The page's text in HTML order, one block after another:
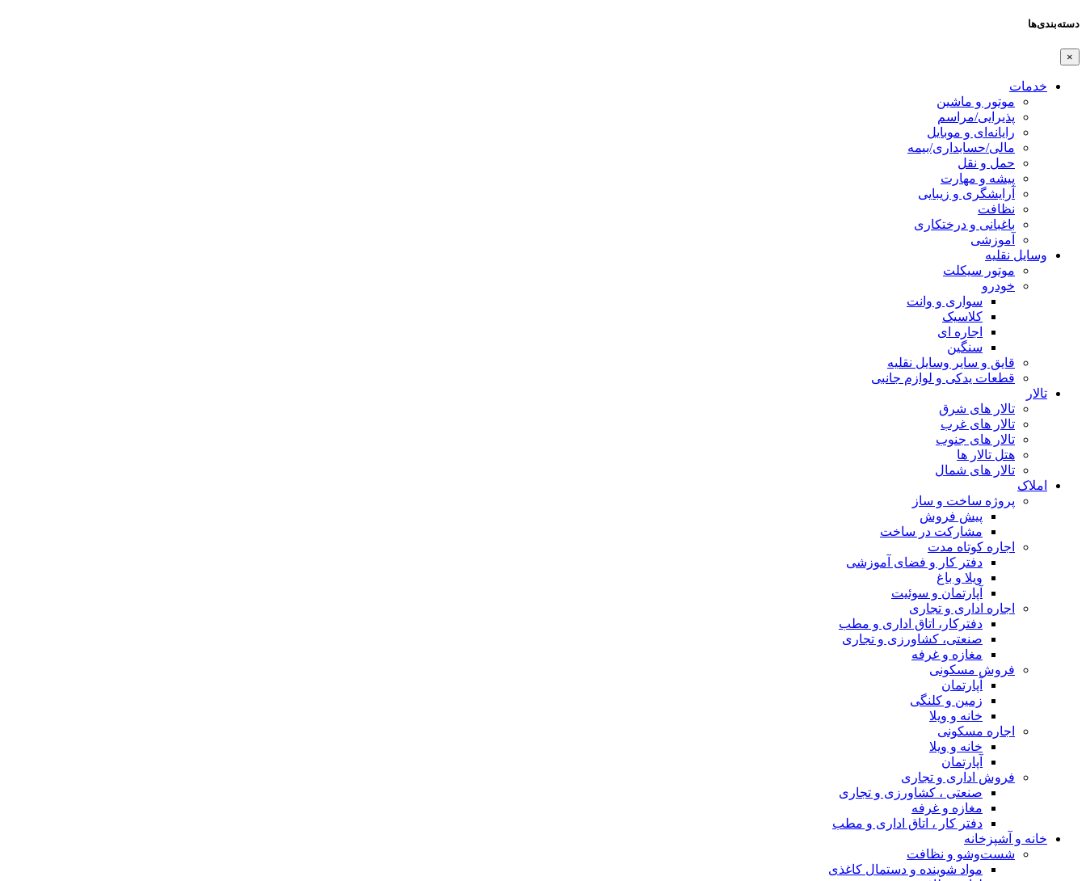
دسته‌بندی‌ها
×
خدمات
موتور و ماشین
پذیرایی/مراسم
رایانه‌ای و موبایل
مالی/حسابداری/بیمه
حمل و نقل
پیشه و مهارت
آرایشگری و زیبایی
نظافت
باغبانی و درختکاری
آموزشی
وسایل نقلیه
موتور سیکلت
خودرو
سواری و وانت
کلاسیک
اجاره ای
سنگین
قایق و سایر وسایل نقلیه
قطعات یدکی و لوازم جانبی
تالار
تالار های شرق
تالار های غرب
تالار های جنوب
هتل تالار ها
تالار های شمال
املاک
پروژه ساخت و ساز
پیش فروش
مشارکت در ساخت
اجاره کوتاه مدت
دفتر کار و فضای آموزشی
ویلا و باغ
آپارتمان و سوئیت
اجاره اداری و تجاری
دفترکار، اتاق اداری و مطب
صنعتی، کشاورزی و تجاری
مغازه و غرفه
فروش مسکونی
آپارتمان
زمین و کلنگی
خانه و ویلا
اجاره مسکونی
خانه و ویلا
آپارتمان
فروش اداری و تجاری
صنعتی ، کشاورزی و تجاری
مغازه و غرفه
دفتر کار ، اتاق اداری و مطب
خانه و آشپزخانه
شست‌وشو و نظافت
مواد شوینده و دستمال کاغذی